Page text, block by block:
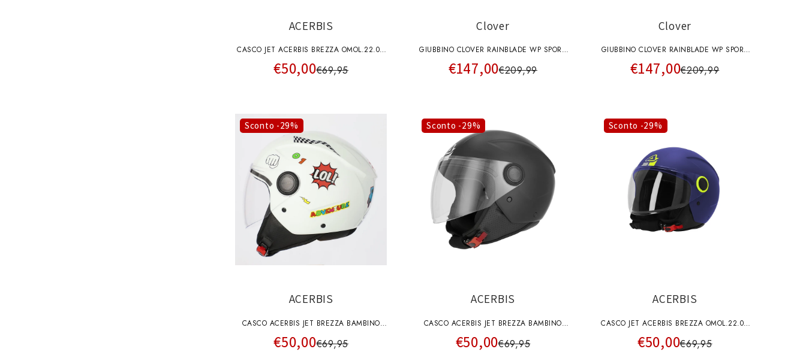
ACERBIS
CASCO JET ACERBIS BREZZA OMOL.22.06
ROSSO LUCIDO
€50,00€69,95
Clover
GIUBBINO CLOVER RAINBLADE WP SPORT
JACKET NERO BIANCO
€147,00€209,99
Clover
GIUBBINO CLOVER RAINBLADE WP SPORT
JACKET NERO GIALLO FLU
€147,00€209,99
Sconto -29%
ACERBIS
CASCO ACERBIS JET BREZZA BAMBINO
BIANCO
€50,00€69,95
Sconto -29%
ACERBIS
CASCO ACERBIS JET BREZZA BAMBINO
NERO
€50,00€69,95
Sconto -29%
ACERBIS
CASCO JET ACERBIS BREZZA OMOL.22.06
BLU OPACO
€50,00€69,95